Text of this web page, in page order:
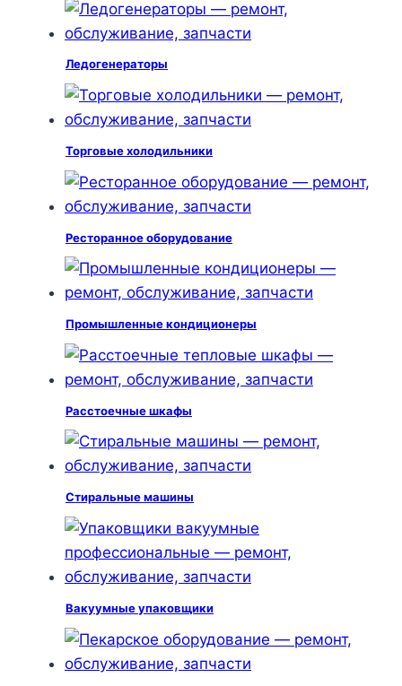
Ледогенераторы
Торговые холодильники
Ресторанное оборудование
Промышленные кондиционеры
Расстоечные шкафы
Стиральные машины
Вакуумные упаковщики